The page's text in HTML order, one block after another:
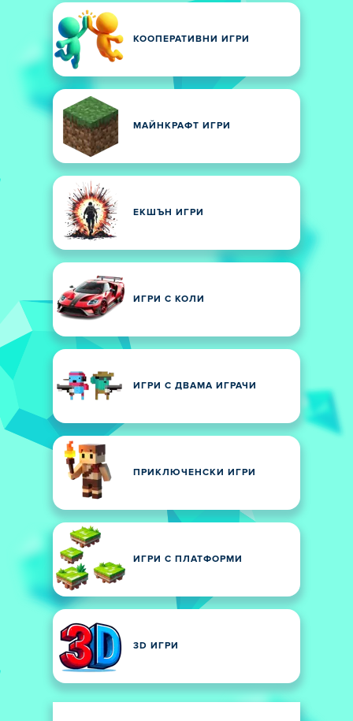
КООПЕРАТИВНИ ИГРИ
МАЙНКРАФТ ИГРИ
ЕКШЪН ИГРИ
ИГРИ С КОЛИ
ИГРИ С ДВАМА ИГРАЧИ
ПРИКЛЮЧЕНСКИ ИГРИ
ИГРИ С ПЛАТФОРМИ
3D ИГРИ